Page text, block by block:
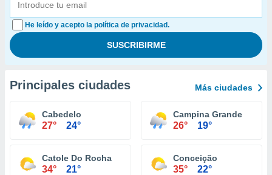
He leído y acepto la política de privacidad.
Principales ciudades Más ciudades
Cabedelo
27° 24°
Campina Grande
26° 19°
Catole Do Rocha
34° 21°
Conceição
35° 22°